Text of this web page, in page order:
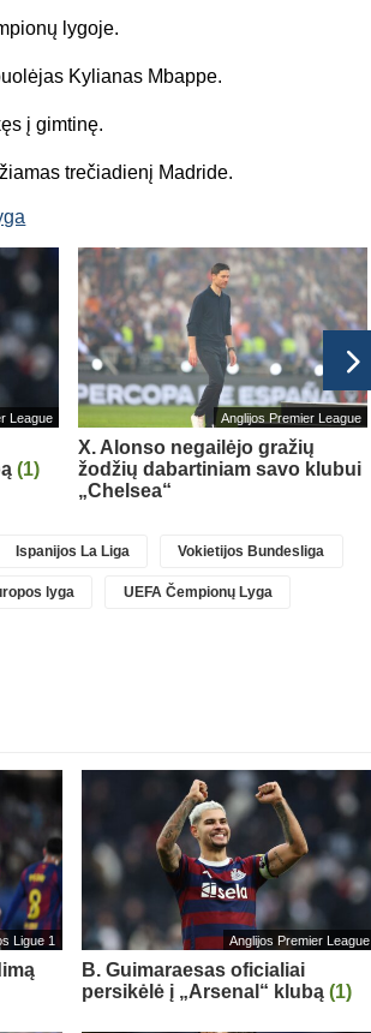
lygoje.
Kylianas Mbappe.
į gimtinę.
trečiadienį Madride.
League
(1)
Anglijos Premier League
X. Alonso negailėjo gražių
žodžių dabartiniam savo klubui
„Chelsea“
Ispanijos La Liga Vokietijos Bundesliga
lyga UEFA Čempionų Lyga
Ligue 1 Anglijos Premier League
B. Guimaraesas oficialiai
persikėlė į „Arsenal“ klubą (1)